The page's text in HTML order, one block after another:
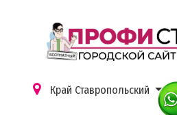
Край Ставропольский